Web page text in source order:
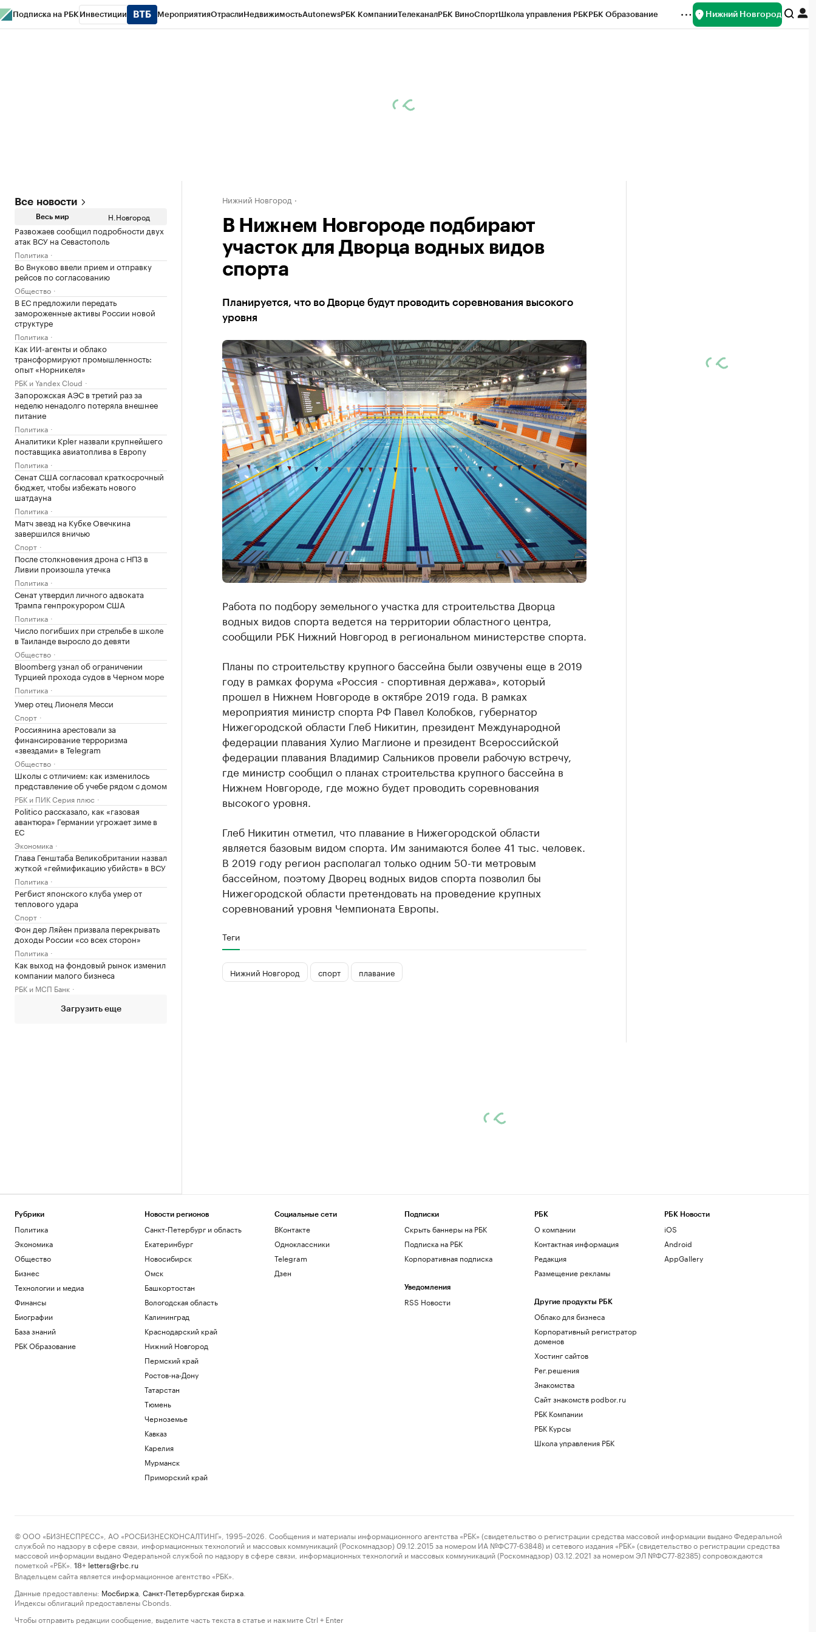
Подписка на РБК Инвестиции МероприятияОтраслиНедвижимостьAutonewsРБК КомпанииТелеканалРБК ВиноСпортШкола управления РБКРБК Образование Нижний Новгород
Все новости
Весь мир Н.Новгород
Развожаев сообщил подробности двух
атак ВСУ на Севастополь
Политика
Во Внуково ввели прием и отправку
рейсов по согласованию
Общество
В ЕС предложили передать
замороженные активы России новой
структуре
Политика
Как ИИ-агенты и облако
трансформируют промышленность:
опыт «Норникеля»
РБК и Yandex Cloud
Запорожская АЭС в третий раз за
неделю ненадолго потеряла внешнее
питание
Политика
Аналитики Kpler назвали крупнейшего
поставщика авиатоплива в Европу
Политика
Сенат США согласовал краткосрочный
бюджет, чтобы избежать нового
шатдауна
Политика
Матч звезд на Кубке Овечкина
завершился вничью
Спорт
После столкновения дрона с НПЗ в
Ливии произошла утечка
Политика
Сенат утвердил личного адвоката
Трампа генпрокурором США
Политика
Число погибших при стрельбе в школе
в Таиланде выросло до девяти
Общество
Bloomberg узнал об ограничении
Турцией прохода судов в Черном море
Политика
Умер отец Лионеля Месси
Спорт
Россиянина арестовали за
финансирование терроризма
«звездами» в Telegram
Общество
Школы с отличием: как изменилось
представление об учебе рядом с домом
РБК и ПИК Серия плюс
Politico рассказало, как «газовая
авантюра» Германии угрожает зиме в
ЕС
Экономика
Глава Генштаба Великобритании назвал
жуткой «геймификацию убийств» в ВСУ
Политика
Регбист японского клуба умер от
теплового удара
Спорт
Фон дер Ляйен призвала перекрывать
доходы России «со всех сторон»
Политика
Как выход на фондовый рынок изменил
компании малого бизнеса
РБК и МСП Банк
Загрузить еще
Нижний Новгород
В Нижнем Новгороде подбирают
участок для Дворца водных видов
спорта
Планируется, что во Дворце будут проводить соревнования высокого
уровня
Работа по подбору земельного участка для строительства Дворца
водных видов спорта ведется на территории областного центра,
сообщили РБК Нижний Новгород в региональном министерстве спорта.
Планы по строительству крупного бассейна были озвучены еще в 2019
году в рамках форума «Россия - спортивная держава», который
прошел в Нижнем Новгороде в октябре 2019 года. В рамках
мероприятия министр спорта РФ Павел Колобков, губернатор
Нижегородской области Глеб Никитин, президент Международной
федерации плавания Хулио Маглионе и президент Всероссийской
федерации плавания Владимир Сальников провели рабочую встречу,
где министр сообщил о планах строительства крупного бассейна в
Нижнем Новгороде, где можно будет проводить соревнования
высокого уровня.
Глеб Никитин отметил, что плавание в Нижегородской области
является базовым видом спорта. Им занимаются более 41 тыс. человек.
В 2019 году регион располагал только одним 50-ти метровым
бассейном, поэтому Дворец водных видов спорта позволил бы
Нижегородской области претендовать на проведение крупных
соревнований уровня Чемпионата Европы.
Теги
Нижний Новгород спорт плавание
Рубрики
Политика
Экономика
Общество
Бизнес
Технологии и медиа
Финансы
Биографии
База знаний
РБК Образование
Новости регионов
Санкт-Петербург и область
Екатеринбург
Новосибирск
Омск
Башкортостан
Вологодская область
Калининград
Краснодарский край
Нижний Новгород
Пермский край
Ростов-на-Дону
Татарстан
Тюмень
Черноземье
Кавказ
Карелия
Мурманск
Приморский край
Социальные сети
ВКонтакте
Одноклассники
Telegram
Дзен
Подписки
Скрыть баннеры на РБК
Подписка на РБК
Корпоративная подписка
Уведомления
RSS Новости
РБК
О компании
Контактная информация
Редакция
Размещение рекламы
Другие продукты РБК
Облако для бизнеса
Корпоративный регистратор
доменов
Хостинг сайтов
Рег.решения
Знакомства
Сайт знакомств podbor.ru
РБК Компании
РБК Курсы
Школа управления РБК
РБК Новости
iOS
Android
AppGallery
© ООО «БИЗНЕСПРЕСС», АО «РОСБИЗНЕСКОНСАЛТИНГ», 1995–2026. Сообщения и материалы информационного агентства «РБК» (свидетельство о регистрации средства массовой информации выдано Федеральной
службой по надзору в сфере связи, информационных технологий и массовых коммуникаций (Роскомнадзор) 09.12.2015 за номером ИА №ФС77-63848) и сетевого издания «РБК» (свидетельство о регистрации средства
массовой информации выдано Федеральной службой по надзору в сфере связи, информационных технологий и массовых коммуникаций (Роскомнадзор) 03.12.2021 за номером ЭЛ №ФС77-82385) сопровождаются
пометкой «РБК».
18+ letters@rbc.ru
Владельцем сайта является информационное агентство «РБК».
Данные предоставлены: Мосбиржа Санкт-Петербургская биржа
Индексы облигаций предоставлены Cbonds.
Чтобы отправить редакции сообщение, выделите часть текста в статье и нажмите Ctrl + Enter